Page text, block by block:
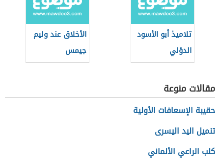
تلاميذ أبو الأسود
الدؤلي
الأخلاق عند وليم
جيمس
مقالات منوعة
حقيبة الإسعافات الأولية
تنميل اليد اليسرى
كلب الراعي الألماني